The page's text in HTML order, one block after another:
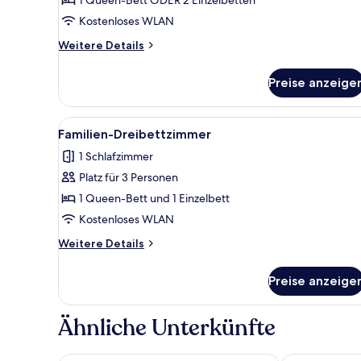
Kostenloses WLAN
Weitere Details
Weitere
Preise
Alle
Fotos
für
Familien-
Dreibettzimmer
anzeigen
Ein modernes Hotelzimmer
12
Familien-Dreibettzimmer
1 Schlafzimmer
Platz für 3 Personen
1 Queen-Bett und 1 Einzelbett
Kostenloses WLAN
Weitere Details
Weitere
Dreibettzimmer
Preise
Ähnliche Unterkünfte